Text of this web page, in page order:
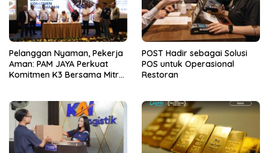
Pelanggan Nyaman, Pekerja
Aman: PAM JAYA Perkuat
Komitmen K3 Bersama Mitra
POST Hadir sebagai Solusi
POS untuk Operasional
Restoran